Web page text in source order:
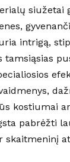
siužetai
intrigą,
kostiumai
pabrėžti